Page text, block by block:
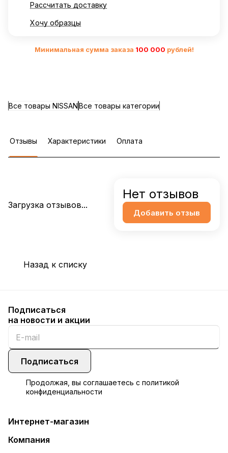
Рассчитать доставку
Хочу образцы
Минимальная сумма заказа 100 000 рублей!
Все товары NISSANВсе товары категории
Отзывы Характеристики Оплата
Загрузка отзывов...
Нет отзывов
Добавить отзыв
Назад к списку
Подписаться
на новости и акции
Подписаться
Продолжая, вы соглашаетесь с политикой
конфиденциальности
Интернет-магазин
Компания